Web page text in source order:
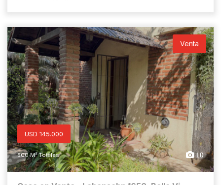
Venta
USD 145.000
500 M² Totales 10